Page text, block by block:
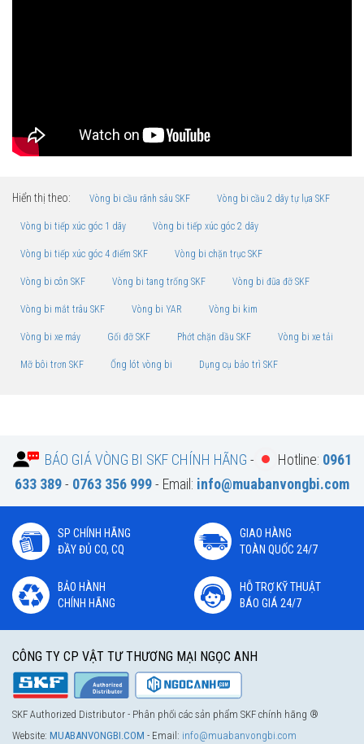
Hiển thị theo: Vòng bi cầu rãnh sâu SKF Vòng bi cầu 2 dãy tự lựa SKF
Vòng bi tiếp xúc góc 1 dãy Vòng bi tiếp xúc góc 2 dãy
Vòng bi tiếp xúc góc 4 điểm SKF Vòng bi chặn trục SKF
Vòng bi côn SKF Vòng bi tang trống SKF Vòng bi đũa đỡ SKF
Vòng bi mắt trâu SKF Vòng bi YAR Vòng bi kim
Vòng bi xe máy Gối đỡ SKF Phớt chặn dầu SKF Vòng bi xe tải
Mỡ bôi trơn SKF Ống lót vòng bi Dụng cụ bảo trì SKF
BÁO GIÁ VÒNG BI SKF CHÍNH HÃNG - Hotline: 0961
633 389- 0763 356 999- Email: info@muabanvongbi.com
SP CHÍNH HÃNG
ĐẦY ĐỦ CO, CQ
GIAO HÀNG
TOÀN QUỐC 24/7
BẢO HÀNH
CHÍNH HÃNG
HỖ TRỢ KỸ THUẬT
BÁO GIÁ 24/7
CÔNG TY CP VẬT TƯ THƯƠNG MẠI NGỌC ANH
SKF Authorized Distributor - Phân phối các sản phẩm SKF chính hãng ®
Website: MUABANVONGBI.COM - Email: info@muabanvongbi.com